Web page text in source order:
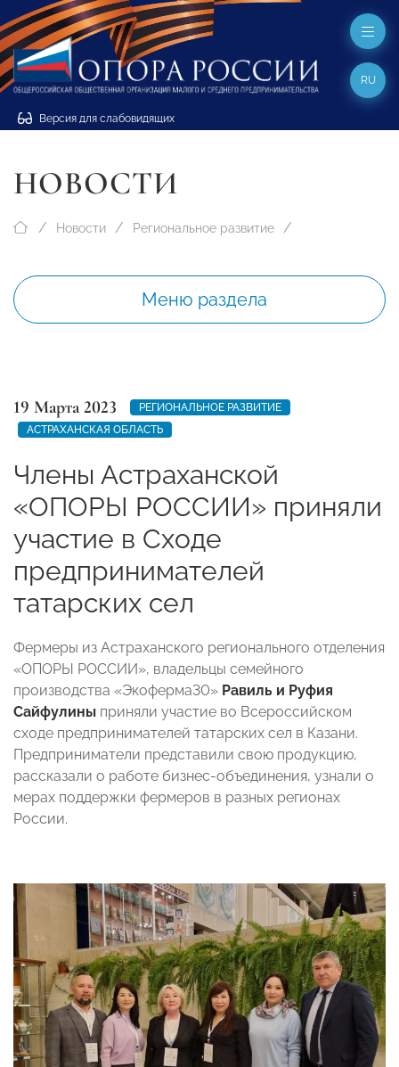
Версия для слабовидящих
RU
НОВОСТИ
Новости Региональное развитие
Меню раздела
19 Марта 2023
РЕГИОНАЛЬНОЕ РАЗВИТИЕ
АСТРАХАНСКАЯ ОБЛАСТЬ
Члены Астраханской
«ОПОРЫ РОССИИ» приняли
участие в Сходе
предпринимателей
татарских сел
Фермеры из Астраханского регионального отделения
«ОПОРЫ РОССИИ», владельцы семейного
производства «Экоферма30» Равиль и Руфия
Сайфулины приняли участие во Всероссийском
сходе предпринимателей татарских сел в Казани.
Предприниматели представили свою продукцию,
рассказали о работе бизнес-объединения, узнали о
мерах поддержки фермеров в разных регионах
России.